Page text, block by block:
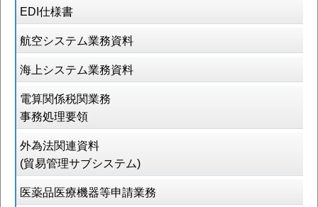
EDI仕様書
航空システム業務資料
海上システム業務資料
電算関係税関業務
事務処理要領
外為法関連資料
(貿易管理サブシステム)
医薬品医療機器等申請業務